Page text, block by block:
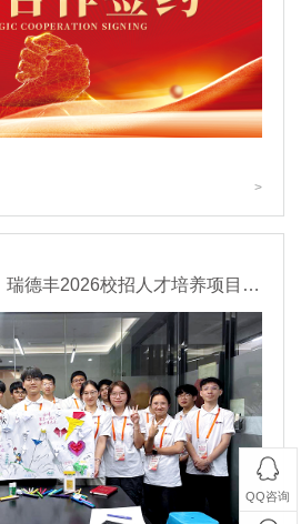
>
薪火初燃 逐光启航｜瑞德丰2026校招人才培养项目正式开营
QQ咨询